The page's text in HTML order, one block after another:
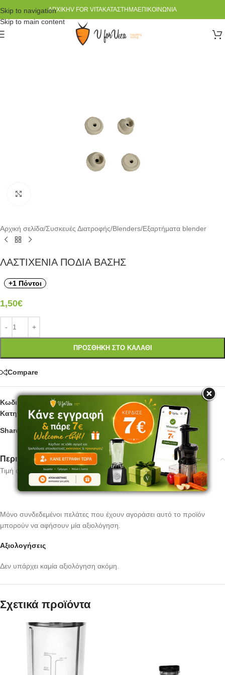
Skip to navigation
Skip to main content
ΑΡΧΙΚΉV FOR VITAΚΑΤΆΣΤΗΜΑΕΠΙΚΟΙΝΩΝΊΑ
Αρχική σελίδα/Συσκευές Διατροφής/Blenders/Εξαρτήματα blender
ΛΑΣΤΙΧΕΝΙΑ ΠΟΔΙΑ ΒΑΣΗΣ
+1 Πόντοι
1,50€
ΠΡΟΣΘΉΚΗ ΣΤΟ ΚΑΛΆΘΙ
Compare
Κωδικός προϊόντος:PB08F
Κατηγορία: Εξαρτήματα blender
Share:
Περιγραφή
Τιμή ανα τεμάχιο
Αξιολογήσεις
Δεν υπάρχει καμία αξιολόγηση ακόμη.
Μόνο συνδεδεμένοι πελάτες που έχουν αγοράσει αυτό το προϊόν
μπορούν να αφήσουν μία αξιολόγηση.
Σχετικά προϊόντα